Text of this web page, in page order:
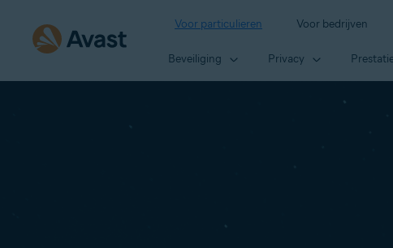
Voor particulieren Voor bedrijven
Beveiliging Privacy